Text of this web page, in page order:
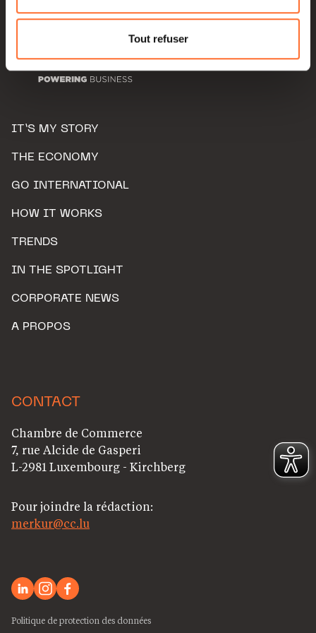
Pour de plus amples informations sur la manière dont
nous utilisons lescookies et sommes amenés à traiter
Charte d’usage des cookieset notrePolitique de
Tout refuser
IT’S MY STORY
THE ECONOMY
GO INTERNATIONAL
HOW IT WORKS
TRENDS
IN THE SPOTLIGHT
CORPORATE NEWS
A PROPOS
CONTACT
Chambre de Commerce
7, rue Alcide de Gasperi
L-2981 Luxembourg - Kirchberg
Pour joindre la rédaction:
merkur@cc.lu
Politique de protection des données